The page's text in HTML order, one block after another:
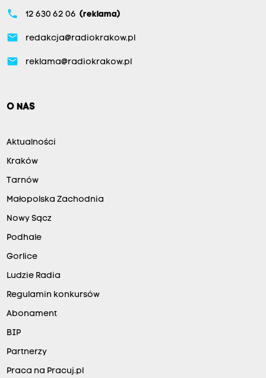
phone 12 630 62 06 (reklama)
email redakcja@radiokrakow.pl
email reklama@radiokrakow.pl
O NAS
Aktualności
Kraków
Tarnów
Małopolska Zachodnia
Nowy Sącz
Podhale
Gorlice
Ludzie Radia
Regulamin konkursów
Abonament
BIP
Partnerzy
Praca na Pracuj.pl